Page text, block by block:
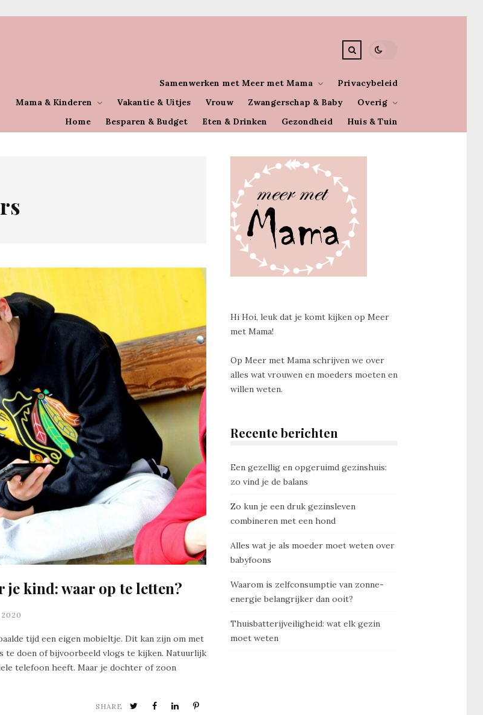
Home Besparen & Budget Eten & Drinken Gezondheid Huis & Tuin
Mama & Kinderen Vakantie & Uitjes Vrouw Zwangerschap & Baby Overig
Samenwerken met Meer met Mama Privacybeleid
je kind: waar op te letten?
2020
tijd een eigen mobieltje. Dit kan zijn om met
te doen of bijvoorbeeld vlogs te kijken. Natuurlijk
telefoon heeft. Maar je dochter of zoon
SHARE
Hi Hoi, leuk dat je komt kijken op Meer
met Mama!
Op Meer met Mama schrijven we over
alles wat vrouwen en moeders moeten en
willen weten.
Recente berichten
Een gezellig en opgeruimd gezinshuis:
zo vind je de balans
Zo kun je een druk gezinsleven
combineren met een hond
Alles wat je als moeder moet weten over
babyfoons
Waarom is zelfconsumptie van zonne-
energie belangrijker dan ooit?
Thuisbatterijveiligheid: wat elk gezin
moet weten